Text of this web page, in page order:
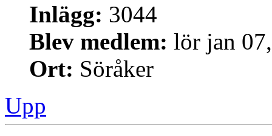
Inlägg: 3044
Blev medlem: lör jan
Ort: Söråker
Upp